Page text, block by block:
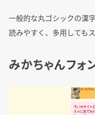
一般的な丸ゴシックの漢
読みやすく、多用しても
みかちゃんフォ